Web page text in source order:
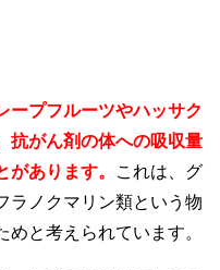
ープフルーツやハッサク
抗がん剤の体への吸収量
あります。 これは、グ
ラノクマリン類という物
と考えられています。